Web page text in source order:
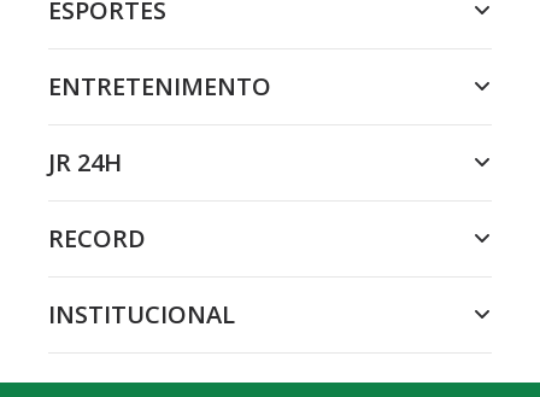
ESPORTES
ENTRETENIMENTO
JR 24H
RECORD
INSTITUCIONAL